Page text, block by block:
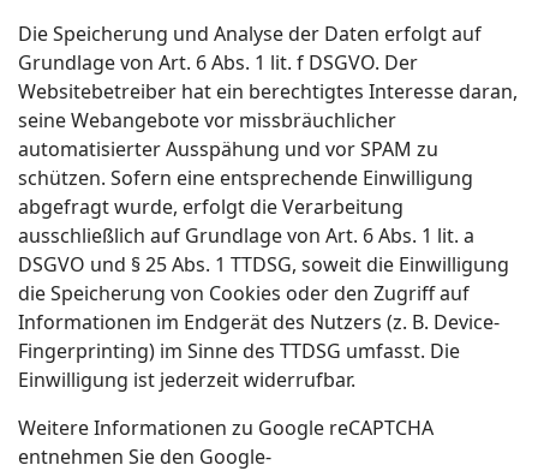
Die Speicherung und Analyse der Daten erfolgt auf
Grundlage von Art. 6 Abs. 1 lit. f DSGVO. Der
Websitebetreiber hat ein berechtigtes Interesse daran,
seine Webangebote vor missbräuchlicher
automatisierter Ausspähung und vor SPAM zu
schützen. Sofern eine entsprechende Einwilligung
abgefragt wurde, erfolgt die Verarbeitung
ausschließlich auf Grundlage von Art. 6 Abs. 1 lit. a
DSGVO und § 25 Abs. 1 TTDSG, soweit die Einwilligung
die Speicherung von Cookies oder den Zugriff auf
Informationen im Endgerät des Nutzers (z. B. Device-
Fingerprinting) im Sinne des TTDSG umfasst. Die
Einwilligung ist jederzeit widerrufbar.
Weitere Informationen zu Google reCAPTCHA
entnehmen Sie den Google-